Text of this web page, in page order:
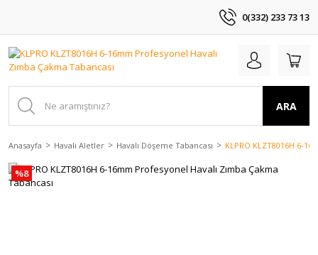
0(332) 233 73 13
ARA
Anasayfa Havalı Aletler Havalı Döşeme Tabancası KLPRO KLZT8016H 6-
%8